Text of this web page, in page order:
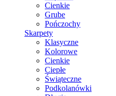
Cienkie
Grube
Pończochy
Skarpety
Klasyczne
Kolorowe
Cienkie
Ciepłe
Świąteczne
Podkolanówki